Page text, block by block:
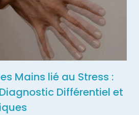
Mains lié au Stress :
Différentiel et